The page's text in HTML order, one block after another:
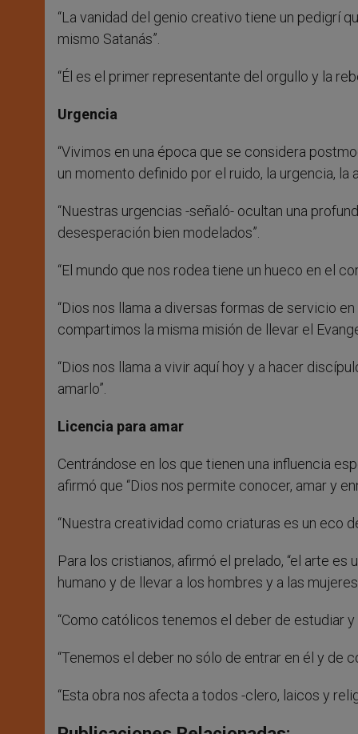
“La vanidad del genio creativo tiene un pedigrí
mismo Satanás”.
“Él es el primer representante del orgullo y la
Urgencia
“Vivimos en una época que se considera
un momento definido por el ruido, la urgencia,
“Nuestras urgencias -señaló- ocultan una
desesperación bien modelados”.
“El mundo que nos rodea tiene un hueco en el
“Dios nos llama a diversas formas de servicio
compartimos la misma misión de llevar el
“Dios nos llama a vivir aquí hoy y a hacer
amarlo”.
Licencia para amar
Centrándose en los que tienen una influencia
afirmó que “Dios nos permite conocer, amar y
“Nuestra creatividad como criaturas es un eco
Para los cristianos, afirmó el prelado, “el arte
humano y de llevar a los hombres y a las mujeres
“Como católicos tenemos el deber de estudiar
“Tenemos el deber no sólo de entrar en él y de
“Esta obra nos afecta a todos -clero, laicos y